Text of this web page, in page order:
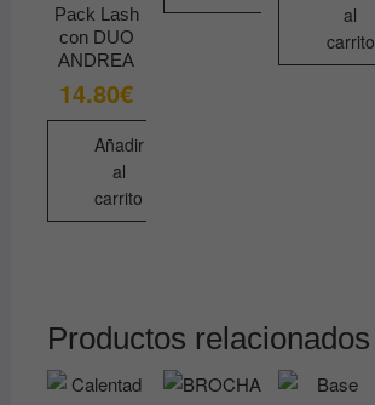
Pack Lash
con DUO
ANDREA
14.80€
Añadir
al
carrito
al
carrito
Productos relacionados